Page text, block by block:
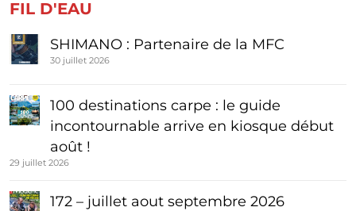
FIL D'EAU
SHIMANO : Partenaire de la MFC
30 juillet 2026
100 destinations carpe : le guide
incontournable arrive en kiosque début
août !
29 juillet 2026
172 – juillet aout septembre 2026